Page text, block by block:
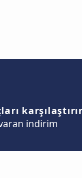
indirim